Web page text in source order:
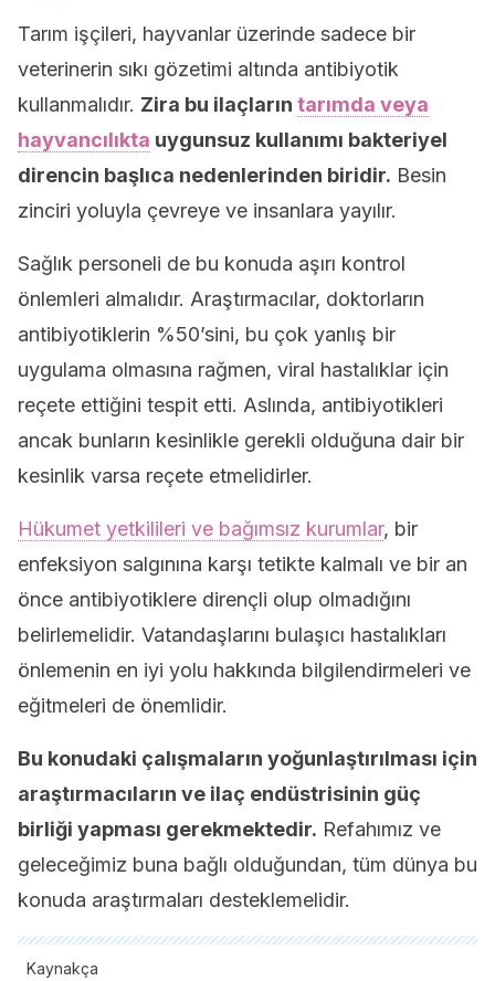
Tarım işçileri, hayvanlar üzerinde sadece bir
veterinerin sıkı gözetimi altında antibiyotik
kullanmalıdır. Zira bu ilaçların tarımda veya
hayvancılıkta uygunsuz kullanımı bakteriyel
direncin başlıca nedenlerinden biridir. Besin
zinciri yoluyla çevreye ve insanlara yayılır.
Sağlık personeli de bu konuda aşırı kontrol
önlemleri almalıdır. Araştırmacılar, doktorların
antibiyotiklerin %50’sini, bu çok yanlış bir
uygulama olmasına rağmen, viral hastalıklar için
reçete ettiğini tespit etti. Aslında, antibiyotikleri
ancak bunların kesinlikle gerekli olduğuna dair bir
kesinlik varsa reçete etmelidirler.
Hükumet yetkilileri ve bağımsız kurumlar, bir
enfeksiyon salgınına karşı tetikte kalmalı ve bir an
önce antibiyotiklere dirençli olup olmadığını
belirlemelidir. Vatandaşlarını bulaşıcı hastalıkları
önlemenin en iyi yolu hakkında bilgilendirmeleri ve
eğitmeleri de önemlidir.
Bu konudaki çalışmaların yoğunlaştırılması için
araştırmacıların ve ilaç endüstrisinin güç
birliği yapması gerekmektedir. Refahımız ve
geleceğimiz buna bağlı olduğundan, tüm dünya bu
konuda araştırmaları desteklemelidir.
Kaynakça